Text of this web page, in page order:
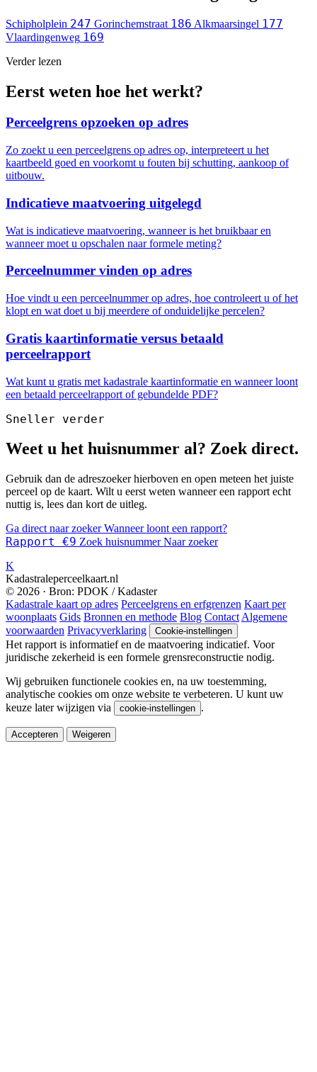
Schipholplein 247 Gorinchemstraat 186 Alkmaarsingel 177
Vlaardingenweg 169
Verder lezen
Eerst weten hoe het werkt?
Perceelgrens opzoeken op adres
Zo zoekt u een perceelgrens op adres op, interpreteert u het
kaartbeeld goed en voorkomt u fouten bij schutting, aankoop of
uitbouw.
Indicatieve maatvoering uitgelegd
Wat is indicatieve maatvoering, wanneer is het bruikbaar en
wanneer moet u opschalen naar formele meting?
Perceelnummer vinden op adres
Hoe vindt u een perceelnummer op adres, hoe controleert u of het
klopt en wat doet u bij meerdere of onduidelijke percelen?
Gratis kaartinformatie versus betaald
perceelrapport
Wat kunt u gratis met kadastrale kaartinformatie en wanneer loont
een betaald perceelrapport of gebundelde PDF?
Sneller verder
Weet u het huisnummer al? Zoek direct.
Gebruik dan de adreszoeker hierboven en open meteen het juiste
perceel op de kaart. Wilt u eerst weten wanneer een rapport echt
nuttig is, lees dan kort de uitleg.
Ga direct naar zoekerWanneer loont een rapport?
Rapport €9 Zoek huisnummer Naar zoeker
K
Kadastraleperceelkaart.nl
© 2026 · Bron: PDOK / Kadaster
Kadastrale kaart op adres Perceelgrens en erfgrenzen Kaart per
woonplaats Gids Bronnen en methode Blog Contact Algemene
voorwaarden Privacyverklaring Cookie-instellingen
Het rapport is informatief en de maatvoering indicatief. Voor
juridische zekerheid is een formele grensreconstructie nodig.
Wij gebruiken functionele cookies en, na uw toestemming,
analytische cookies om onze website te verbeteren. U kunt uw
keuze later wijzigen via
cookie-instellingen .
Accepteren Weigeren